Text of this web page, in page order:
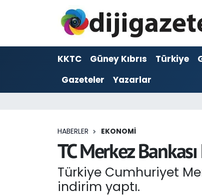
KKTC Güney Kıbrıs Türkiye
Gazeteler
Yazarlar
HABERLER EKONOMI
TC Merkez
Türkiye Cumhuriyet
indirim yaptı.
ADVERTORIAL
Dijigazete
Foto Galeri
Hava Durumu
Trafik Durumu
Haber Arşivi